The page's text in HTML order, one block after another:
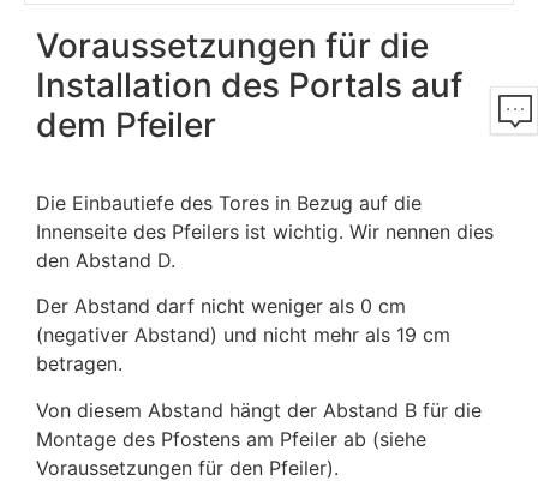
Voraussetzungen für die
Installation des Portals auf
dem Pfeiler
Die Einbautiefe des Tores in Bezug auf die
Innenseite des Pfeilers ist wichtig. Wir nennen dies
den Abstand D.
Der Abstand darf nicht weniger als 0 cm
(negativer Abstand) und nicht mehr als 19 cm
betragen.
Von diesem Abstand hängt der Abstand B für die
Montage des Pfostens am Pfeiler ab (siehe
Voraussetzungen für den Pfeiler).